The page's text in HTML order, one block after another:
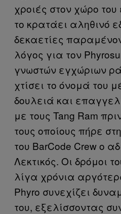
χροιές στον χώρο του
το κρατάει αληθινό
δεκαετίες
λόγος για τον
γνωστών εγχώριων
χτίσει το όνομά του
δουλειά και
με τους Tang Ram
τους οποίους πήρε
του BarCode Crew o
Λεκτικός. Οι δρόμοι
λίγα χρόνια
Phyro συνεχίζει
του, εξελίσσοντας